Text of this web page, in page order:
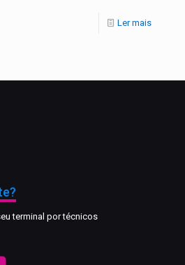
Ler mais
terminal por técnicos